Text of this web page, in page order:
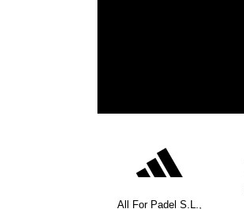
All For Padel S.L.,